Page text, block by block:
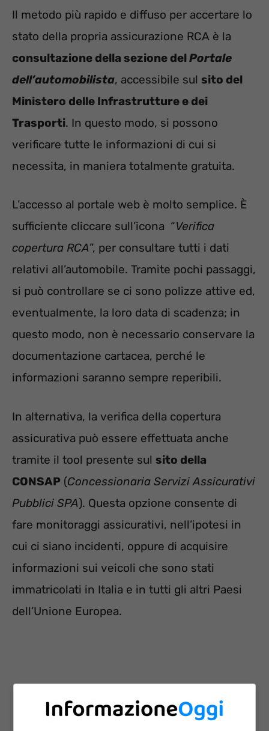
Il metodo più rapido e diffuso per accertare lo
stato della propria assicurazione RCA è la
consultazione della sezione delPortale
dell’automobilista, accessibile sul sito del
Ministero delle Infrastrutture e dei
Trasporti. In questo modo, si possono
verificare tutte le informazioni di cui si
necessita, in maniera totalmente gratuita.
L’accesso al portale web è molto semplice. È
sufficiente cliccare sull’icona “Verifica
copertura RCA”, per consultare tutti i dati
relativi all’automobile. Tramite pochi passaggi,
si può controllare se ci sono polizze attive ed,
eventualmente, la loro data di scadenza; in
questo modo, non è necessario conservare la
documentazione cartacea, perché le
informazioni saranno sempre reperibili.
In alternativa, la verifica della copertura
assicurativa può essere effettuata anche
tramite il tool presente sul sito della
CONSAP (Concessionaria Servizi Assicurativi
Pubblici SPA). Questa opzione consente di
fare monitoraggi assicurativi, nell’ipotesi in
cui ci siano incidenti, oppure di acquisire
informazioni sui veicoli che sono stati
immatricolati in Italia e in tutti gli altri Paesi
dell’Unione Europea.